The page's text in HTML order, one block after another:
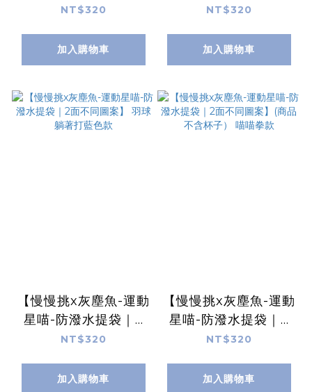
面不同圖案】 羽球拍
NT$320
加入購物車
面不同圖案】 金牌羽
NT$320
加入購物車
【慢慢挑x灰塵魚-運動
星喵-防潑水提袋｜2
面不同圖案】 羽球躺
NT$320
加入購物車
【慢慢挑x灰塵魚-運動
星喵-防潑水提袋｜2
面不同圖案】(商品不
NT$320
加入購物車